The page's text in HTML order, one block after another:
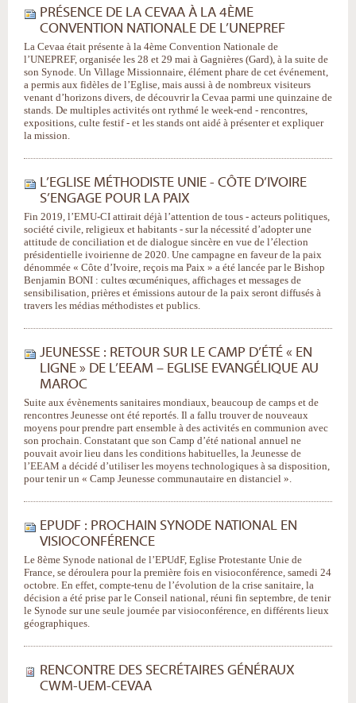
PRÉSENCE DE LA CEVAA À LA 4ÈME
CONVENTION NATIONALE DE L’UNEPREF
La Cevaa était présente à la 4ème Convention Nationale de
l’UNEPREF, organisée les 28 et 29 mai à Gagnières (Gard), à la suite de
son Synode. Un Village Missionnaire, élément phare de cet événement,
a permis aux fidèles de l’Eglise, mais aussi à de nombreux visiteurs
venant d’horizons divers, de découvrir la Cevaa parmi une quinzaine de
stands. De multiples activités ont rythmé le week-end - rencontres,
expositions, culte festif - et les stands ont aidé à présenter et expliquer
la mission.
L’EGLISE MÉTHODISTE UNIE - CÔTE D’IVOIRE
S’ENGAGE POUR LA PAIX
Fin 2019, l’EMU-CI attirait déjà l’attention de tous - acteurs politiques,
société civile, religieux et habitants - sur la nécessité d’adopter une
attitude de conciliation et de dialogue sincère en vue de l’élection
présidentielle ivoirienne de 2020. Une campagne en faveur de la paix
dénommée « Côte d’Ivoire, reçois ma Paix » a été lancée par le Bishop
Benjamin BONI : cultes œcuméniques, affichages et messages de
sensibilisation, prières et émissions autour de la paix seront diffusés à
travers les médias méthodistes et publics.
JEUNESSE : RETOUR SUR LE CAMP D’ÉTÉ « EN
LIGNE » DE L’EEAM – EGLISE EVANGÉLIQUE AU
MAROC
Suite aux évènements sanitaires mondiaux, beaucoup de camps et de
rencontres Jeunesse ont été reportés. Il a fallu trouver de nouveaux
moyens pour prendre part ensemble à des activités en communion avec
son prochain. Constatant que son Camp d’été national annuel ne
pouvait avoir lieu dans les conditions habituelles, la Jeunesse de
l’EEAM a décidé d’utiliser les moyens technologiques à sa disposition,
pour tenir un « Camp Jeunesse communautaire en distanciel ».
EPUDF : PROCHAIN SYNODE NATIONAL EN
VISIOCONFÉRENCE
Le 8ème Synode national de l’EPUdF, Eglise Protestante Unie de
France, se déroulera pour la première fois en visioconférence, samedi 24
octobre. En effet, compte-tenu de l’évolution de la crise sanitaire, la
décision a été prise par le Conseil national, réuni fin septembre, de tenir
le Synode sur une seule journée par visioconférence, en différents lieux
géographiques.
RENCONTRE DES SECRÉTAIRES GÉNÉRAUX
CWM-UEM-CEVAA